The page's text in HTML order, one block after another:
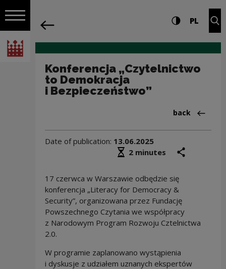
Open navigation
National Centre for Culture Poland
Navigation Settings and search
High contrast
PL
Konferencja „Czytelnictwo
to Demokracja
i Bezpieczeństwo”
Back
back
Date of publication: 13.06.2025
Średni czas czytania
2 minutes
17 czerwca w Warszawie odbędzie się
konferencja „Literacy for Democracy &
Security”, organizowana przez Fundację
Powszechnego Czytania we współpracy
z Narodowym Program Rozwoju Cztelnictwa
2.0.
W programie zaplanowano wystąpienia
i dyskusje z udziałem uznanych ekspertów